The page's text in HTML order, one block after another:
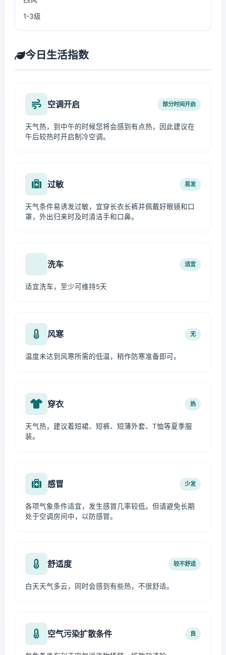
1-3级
今日生活指数
空调开启 部分时间开启
天气热，到中午的时候您将会感到有点热，因此建议在
午后较热时开启制冷空调。
过敏 易发
天气条件易诱发过敏，宜穿长衣长裤并佩戴好眼镜和口
罩，外出归来时及时清洁手和口鼻。
洗车 适宜
适宜洗车，至少可维持5天
风寒 无
温度未达到风寒所需的低温，稍作防寒准备即可。
穿衣 热
天气热，建议着短裙、短裤、短薄外套、T恤等夏季服
装。
感冒 少发
各项气象条件适宜，发生感冒几率较低。但请避免长期
处于空调房间中，以防感冒。
舒适度 较不舒适
白天天气多云，同时会感到有些热，不很舒适。
空气污染扩散条件 良